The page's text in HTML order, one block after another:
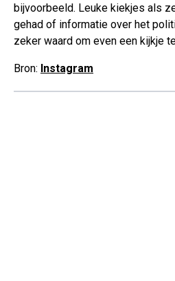
bijvoorbeeld. Leuke kiekjes als
gehad of informatie over het
zeker waard om even een kijkje
Bron: Instagram